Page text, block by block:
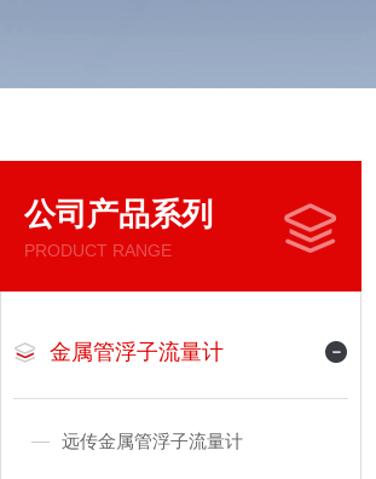
公司产品系列
PRODUCT RANGE
金属管浮子流量计
远传金属管浮子流量计